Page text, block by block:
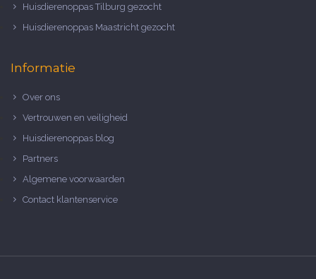
Huisdierenoppas Tilburg gezocht
Huisdierenoppas Maastricht gezocht
Informatie
Over ons
Vertrouwen en veiligheid
Huisdierenoppas blog
Partners
Algemene voorwaarden
Contact klantenservice